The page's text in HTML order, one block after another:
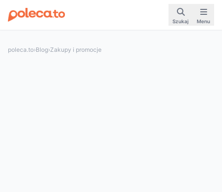
Szukaj Menu
poleca.to›Blog›Zakupy i promocje